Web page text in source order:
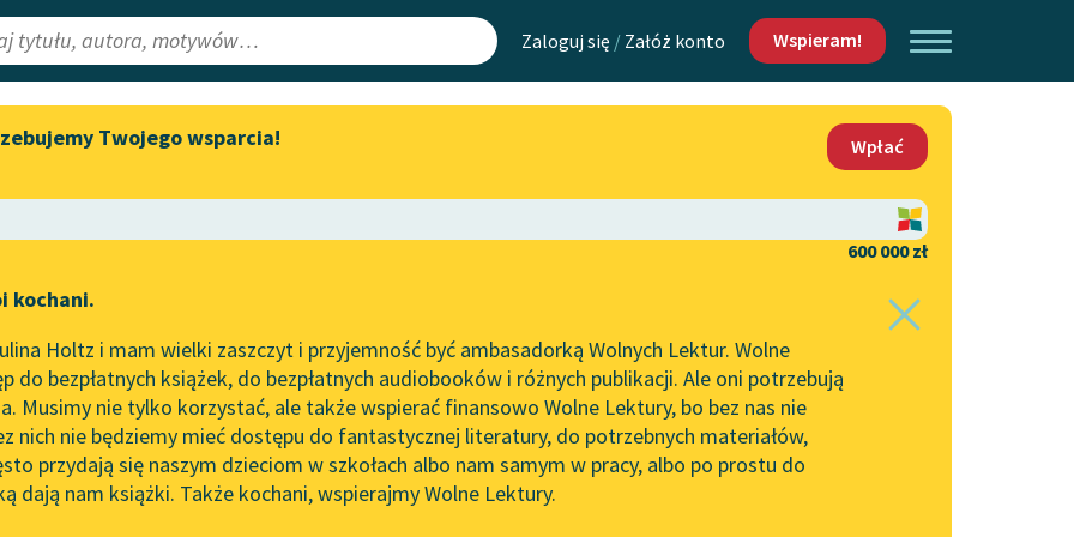
Zaloguj się / Załóż konto Wspieram!
Lektury
redakcyjne
Aktualności
„Prokurator Alicja Horn” do
literatury skandynawskiej
Spotkanie z Katarzyną Tunkiel
w Oslo
102. lata temu zmarł Joseph
Conrad
Mapa Wolnych Lektur
Leśmianator
API
OAI-PMH
Widget Wolnych Lektur
Kontakt
O projekcie
Zasady wykorzystania
Wolnych Lektur
Logotypy
Materiały promocyjne
Twojego wsparcia!
Wpłać
600 000 zł
kochani.
Holtz i mam wielki zaszczyt i przyjemność być ambasadorką Wolnych Lektur. Wolne
do bezpłatnych książek, do bezpłatnych audiobooków i różnych publikacji. Ale oni potrzebują
Musimy nie tylko korzystać, ale także wspierać finansowo Wolne Lektury, bo bez nas nie
nich nie będziemy mieć dostępu do fantastycznej literatury, do potrzebnych materiałów,
przydają się naszym dzieciom w szkołach albo nam samym w pracy, albo po prostu do
dają nam książki. Także kochani, wspierajmy Wolne Lektury.
linijek